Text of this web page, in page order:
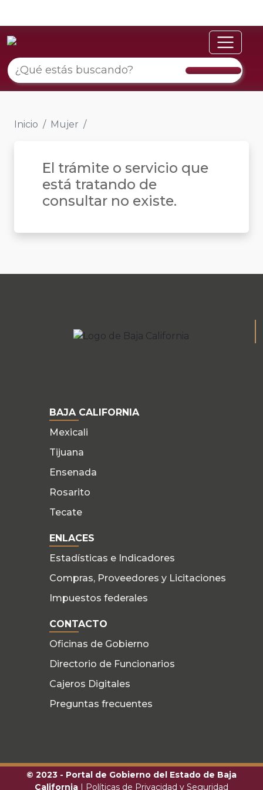
Inicio Mujer
El trámite o servicio que
está tratando de
consultar no existe.
BAJA CALIFORNIA
Mexicali
Tijuana
Ensenada
Rosarito
Tecate
ENLACES
Estadísticas e Indicadores
Compras, Proveedores y Licitaciones
Impuestos federales
CONTACTO
Oficinas de Gobierno
Directorio de Funcionarios
Cajeros Digitales
Preguntas frecuentes
© 2023 - Portal de Gobierno del Estado de Baja
California | Políticas de Privacidad y Seguridad